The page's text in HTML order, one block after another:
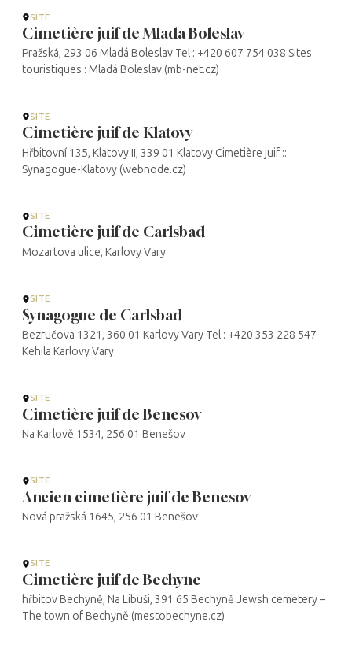
SITE
Cimetière juif de Mlada Boleslav
Pražská, 293 06 Mladá Boleslav Tel : +420 607 754 038 Sites
touristiques : Mladá Boleslav (mb-net.cz)
SITE
Cimetière juif de Klatovy
Hřbitovní 135, Klatovy II, 339 01 Klatovy Cimetière juif ::
Synagogue-Klatovy (webnode.cz)
SITE
Cimetière juif de Carlsbad
Mozartova ulice, Karlovy Vary
SITE
Synagogue de Carlsbad
Bezručova 1321, 360 01 Karlovy Vary Tel : +420 353 228 547
Kehila Karlovy Vary
SITE
Cimetière juif de Benesov
Na Karlově 1534, 256 01 Benešov
SITE
Ancien cimetière juif de Benesov
Nová pražská 1645, 256 01 Benešov
SITE
Cimetière juif de Bechyne
hřbitov Bechyně, Na Libuši, 391 65 Bechyně Jewsh cemetery –
The town of Bechyně (mestobechyne.cz)